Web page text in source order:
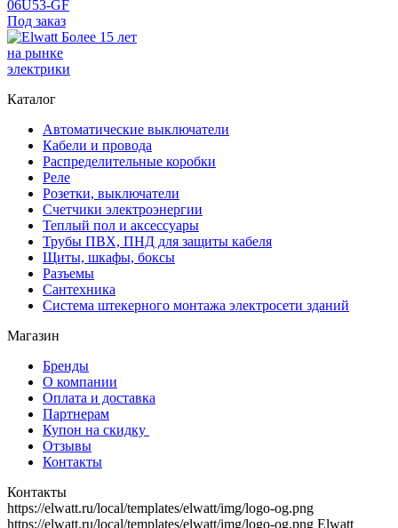
06U53-GF
Под заказ
Более 15 лет
на рынке
электрики
Каталог
Автоматические выключатели
Кабели и провода
Распределительные коробки
Реле
Розетки, выключатели
Счетчики электроэнергии
Теплый пол и аксессуары
Трубы ПВХ, ПНД для защиты кабеля
Щиты, шкафы, боксы
Разъемы
Сантехника
Система штекерного монтажа электросети зданий
Магазин
Бренды
О компании
Оплата и доставка
Партнерам
Купон на скидку
Отзывы
Контакты
Контакты
https://elwatt.ru/local/templates/elwatt/img/logo-og.png
https://elwatt.ru/local/templates/elwatt/img/logo-og.png Elwatt